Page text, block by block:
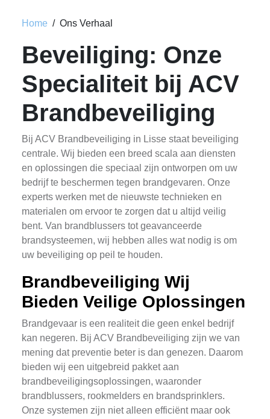
Home Ons Verhaal
Beveiliging: Onze
Specialiteit bij ACV
Brandbeveiliging
Bij ACV Brandbeveiliging in Lisse staat beveiliging
centrale. Wij bieden een breed scala aan diensten
en oplossingen die speciaal zijn ontworpen om uw
bedrijf te beschermen tegen brandgevaren. Onze
experts werken met de nieuwste technieken en
materialen om ervoor te zorgen dat u altijd veilig
bent. Van brandblussers tot geavanceerde
brandsysteemen, wij hebben alles wat nodig is om
uw beveiliging op peil te houden.
Brandbeveiliging Wij
Bieden Veilige Oplossingen
Brandgevaar is een realiteit die geen enkel bedrijf
kan negeren. Bij ACV Brandbeveiliging zijn we van
mening dat preventie beter is dan genezen. Daarom
bieden wij een uitgebreid pakket aan
brandbeveiligingsoplossingen, waaronder
brandblussers, rookmelders en brandsprinklers.
Onze systemen zijn niet alleen efficiënt maar ook